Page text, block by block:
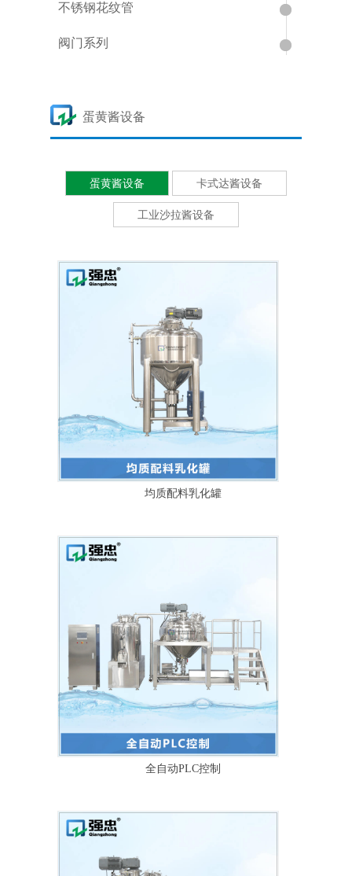
不锈钢花纹管
阀门系列
蛋黄酱设备
蛋黄酱设备 卡式达酱设备
工业沙拉酱设备
均质配料乳化罐
全自动PLC控制